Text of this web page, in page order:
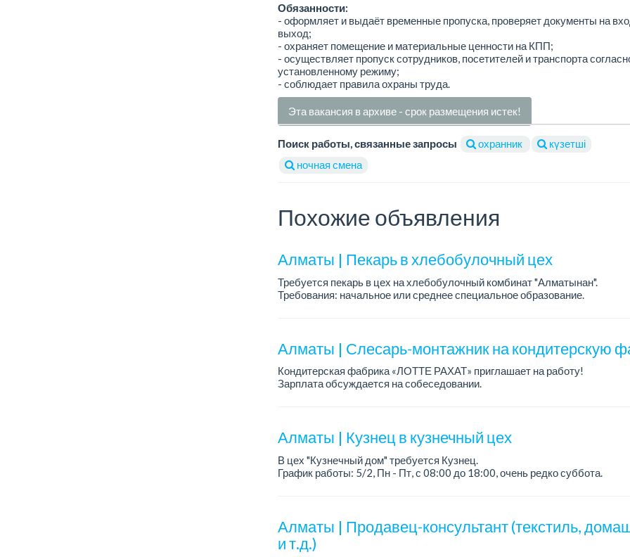
Обязанности:
- оформляет и выдаёт временные пропуска, проверяет документы на
выход;
- охраняет помещение и материальные ценности на КПП;
- осуществляет пропуск сотрудников, посетителей и транспорта
установленному режиму;
- соблюдает правила охраны труда.
Эта вакансия в архиве - срок размещения истек!
Поиск работы, связанные запросы охранник
күзетші
ночная смена
Похожие объявления
Алматы | Пекарь в хлебобулочный цех
Требуется пекарь в цех на хлебобулочный комбинат "Алматынан".
Требования: начальное или среднее специальное образование.
Алматы | Слесарь-монтажник на кондитерскую
Кондитерская фабрика «ЛОТТЕ РАХАТ» приглашает на работу!
Зарплата обсуждается на собеседовании.
Алматы | Кузнец в кузнечный цех
В цех "Кузнечный дом" требуется Кузнец.
График работы: 5/2, Пн - Пт, с 08:00 до 18:00, очень редко суббота.
- о...
Алматы | Продавец-консультант (текстиль,
и т.д.)